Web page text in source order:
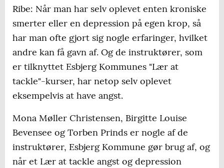
Ribe: Når man har selv oplevet enten kroniske
smerter eller en depression på egen krop, så
har man ofte gjort sig nogle erfaringer, hvilket
andre kan få gavn af. Og de instruktører, som
er tilknyttet Esbjerg Kommunes "Lær at
tackle"-kurser, har netop selv oplevet
eksempelvis at have angst.
Mona Møller Christensen, Birgitte Louise
Bevensee og Torben Prinds er nogle af de
instruktører, Esbjerg Kommune gør brug af, og
når et Lær at tackle angst og depression